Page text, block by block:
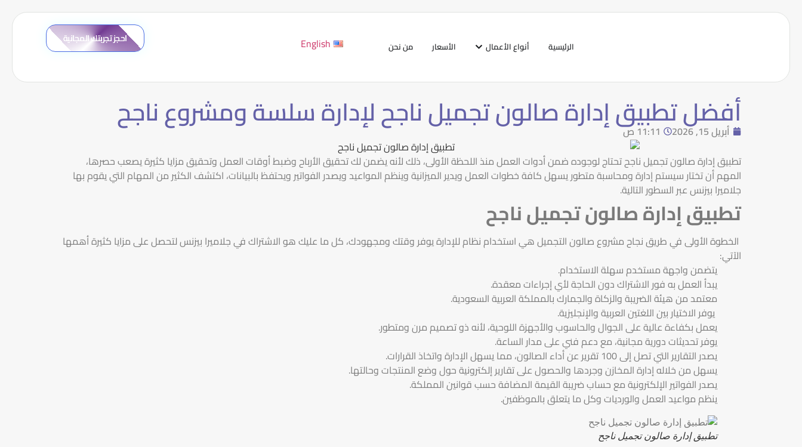
الرئيسية أنواع الأعمال الأسعار من نحن English احجز تجربتك المجانية
أفضل تطبيق إدارة صالون تجميل ناجح لإدارة سلسة ومشروع ناجح
أبريل 15, 2026
11:11 ص
تطبيق إدارة صالون تجميل ناجح تحتاج لوجوده ضمن أدوات العمل منذ اللحظة الأولى، ذلك لأنه يضمن لك تحقيق الأرباح وضبط أوقات العمل وتحقيق مزايا كثيرة يصعب حصرها،
المهم أن تختار سيستم إدارة ومحاسبة متطور يسهل كافة خطوات العمل ويدير الميزانية وينظم المواعيد ويصدر الفواتير ويحتفظ بالبيانات، اكتشف الكثير من المهام التي يقوم بها
جلاميرا بيزنس عبر السطور التالية.
تطبيق إدارة صالون تجميل ناجح
الخطوة الأولى في طريق نجاح مشروع صالون التجميل هي استخدام نظام للإدارة يوفر وقتك ومجهودك، كل ما عليك هو الاشتراك في جلاميرا بيزنس لتحصل على مزايا كثيرة أهمها
الآتي:
يتضمن واجهة مستخدم سهلة الاستخدام.
يبدأ العمل به فور الاشتراك دون الحاجة لأي إجراءات معقدة.
معتمد من هيئة الضريبة والزكاة والجمارك بالمملكة العربية السعودية.
يوفر الاختيار بين اللغتين العربية والإنجليزية.
يعمل بكفاءة عالية على الجوال والحاسوب والأجهزة اللوحية، لأنه ذو تصميم مرن ومتطور.
يوفر تحديثات دورية مجانية، مع دعم فني على مدار الساعة.
يصدر التقارير التي تصل إلى 100 تقرير عن أداء الصالون، مما يسهل الإدارة واتخاذ القرارات.
يسهل من خلاله إدارة المخازن وجردها والحصول على تقارير إلكترونية حول وضع المنتجات وحالتها.
يصدر الفواتير الإلكترونية مع حساب ضريبة القيمة المضافة حسب قوانين المملكة.
ينظم مواعيد العمل والورديات وكل ما يتعلق بالموظفين.
تطبيق إدارة صالون تجميل ناجح